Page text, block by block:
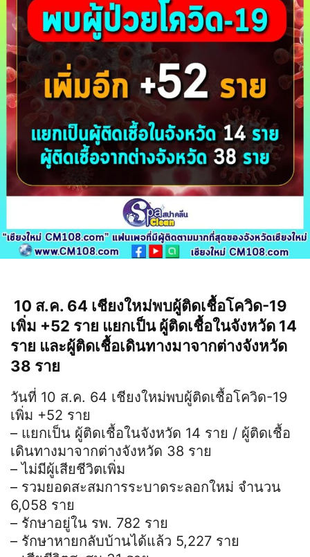
10 ส.ค. 64 เชียงใหม่พบผู้ติดเชื้อโควิด-19
เพิ่ม +52 ราย แยกเป็น ผู้ติดเชื้อในจังหวัด 14
ราย และผู้ติดเชื้อเดินทางมาจากต่างจังหวัด
38 ราย
วันที่ 10 ส.ค. 64 เชียงใหม่พบผู้ติดเชื้อโควิด-19
เพิ่ม +52 ราย
– แยกเป็น ผู้ติดเชื้อในจังหวัด 14 ราย / ผู้ติดเชื้อ
เดินทางมาจากต่างจังหวัด 38 ราย
– ไม่มีผู้เสียชีวิตเพิ่ม
– รวมยอดสะสมการระบาดระลอกใหม่ จำนวน
6,058 ราย
– รักษาอยู่ใน รพ. 782 ราย
– รักษาหายกลับบ้านได้แล้ว 5,227 ราย